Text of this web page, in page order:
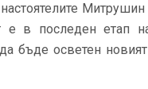
е в последен етап
бъде осветен